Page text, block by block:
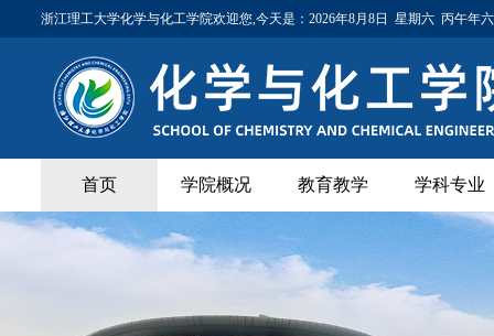
浙江理工大学化学与化工学院欢迎您,今天是：2026年8月8日 星期六 丙午年
首页 学院概况 教育教学 学科专业